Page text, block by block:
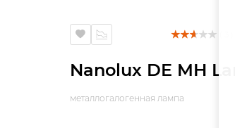
Nanolux DE MH
металлогалогенная лампа